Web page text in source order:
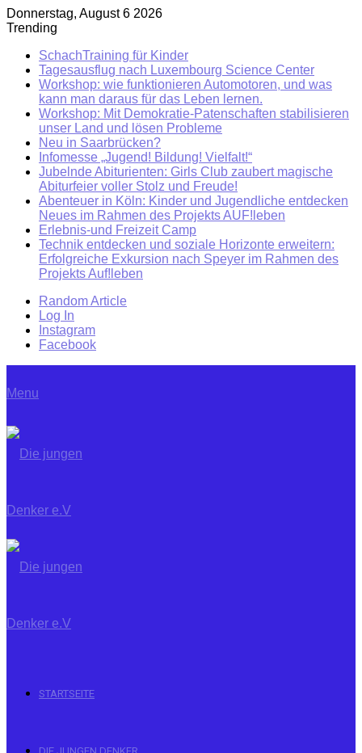
Donnerstag, August 6 2026
Trending
SchachTraining für Kinder
Tagesausflug nach Luxembourg Science Center
Workshop: wie funktionieren Automotoren, und was
kann man daraus für das Leben lernen.
Workshop: Mit Demokratie-Patenschaften stabilisieren
unser Land und lösen Probleme
Neu in Saarbrücken?
Infomesse „Jugend! Bildung! Vielfalt!“
Jubelnde Abiturienten: Girls Club zaubert magische
Abiturfeier voller Stolz und Freude!
Abenteuer in Köln: Kinder und Jugendliche entdecken
Neues im Rahmen des Projekts AUF!leben
Erlebnis-und Freizeit Camp
Technik entdecken und soziale Horizonte erweitern:
Erfolgreiche Exkursion nach Speyer im Rahmen des
Projekts Auf!leben
Random Article
Log In
Instagram
Facebook
Menu
STARTSEITE